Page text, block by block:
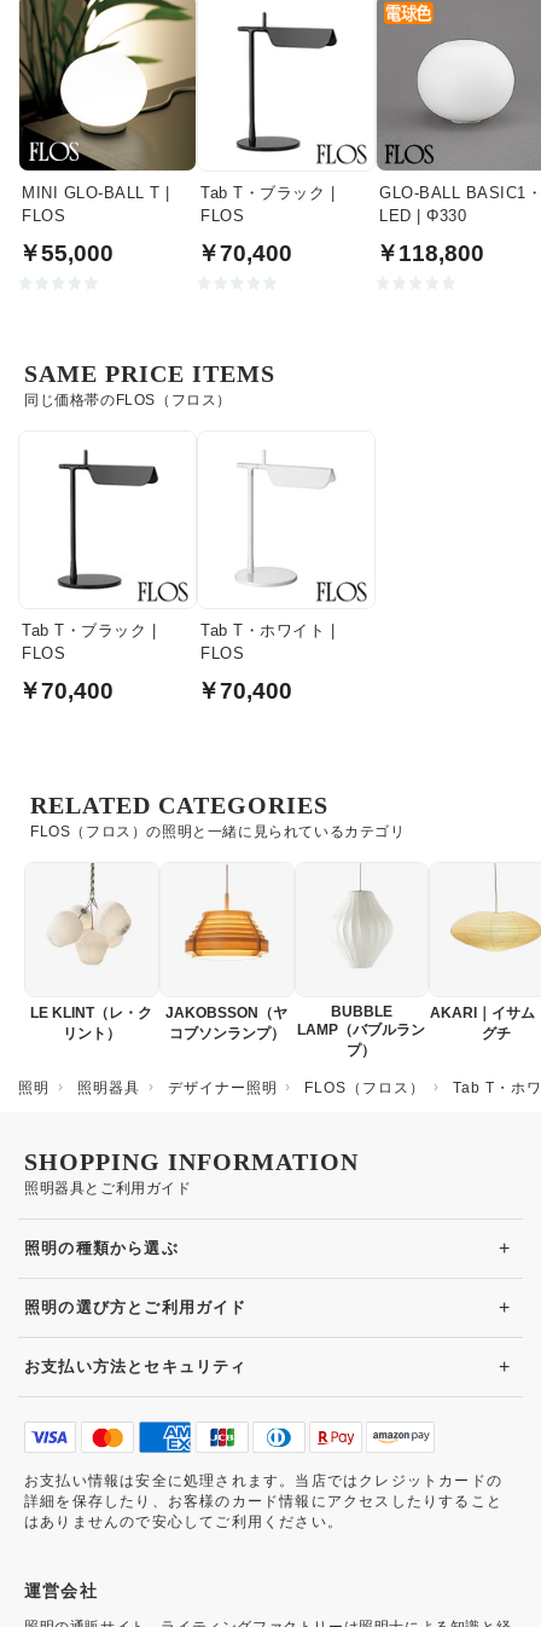
MINI GLO-BALL T |
FLOS
￥55,000
Tab T・ブラック |
FLOS
￥70,400
GLO-BALL BASIC1
LED | Φ330
￥118,800
同じ価格帯のFLOS（フロス）
SAME PRICE ITEMS
Tab T・ブラック |
FLOS
￥70,400
Tab T・ホワイト |
FLOS
￥70,400
FLOS（フロス）の照明と一緒に見られているカテゴリ
RELATED CATEGORIES
LE KLINT（レ・ク
リント）
JAKOBSSON（ヤ
コブソンランプ）
BUBBLE
LAMP（バブルラン
プ）
AKARI｜イサム
グチ
照明 照明器具 デザイナー照明 FLOS（フロス） Tab T・ホ
照明器具とご利用ガイド
SHOPPING INFORMATION
照明の種類から選ぶ +
照明の選び方とご利用ガイド +
お支払い方法とセキュリティ +
お支払い情報は安全に処理されます。当店ではクレジットカードの
詳細を保存したり、お客様のカード情報にアクセスしたりすること
はありませんので安心してご利用ください。
運営会社